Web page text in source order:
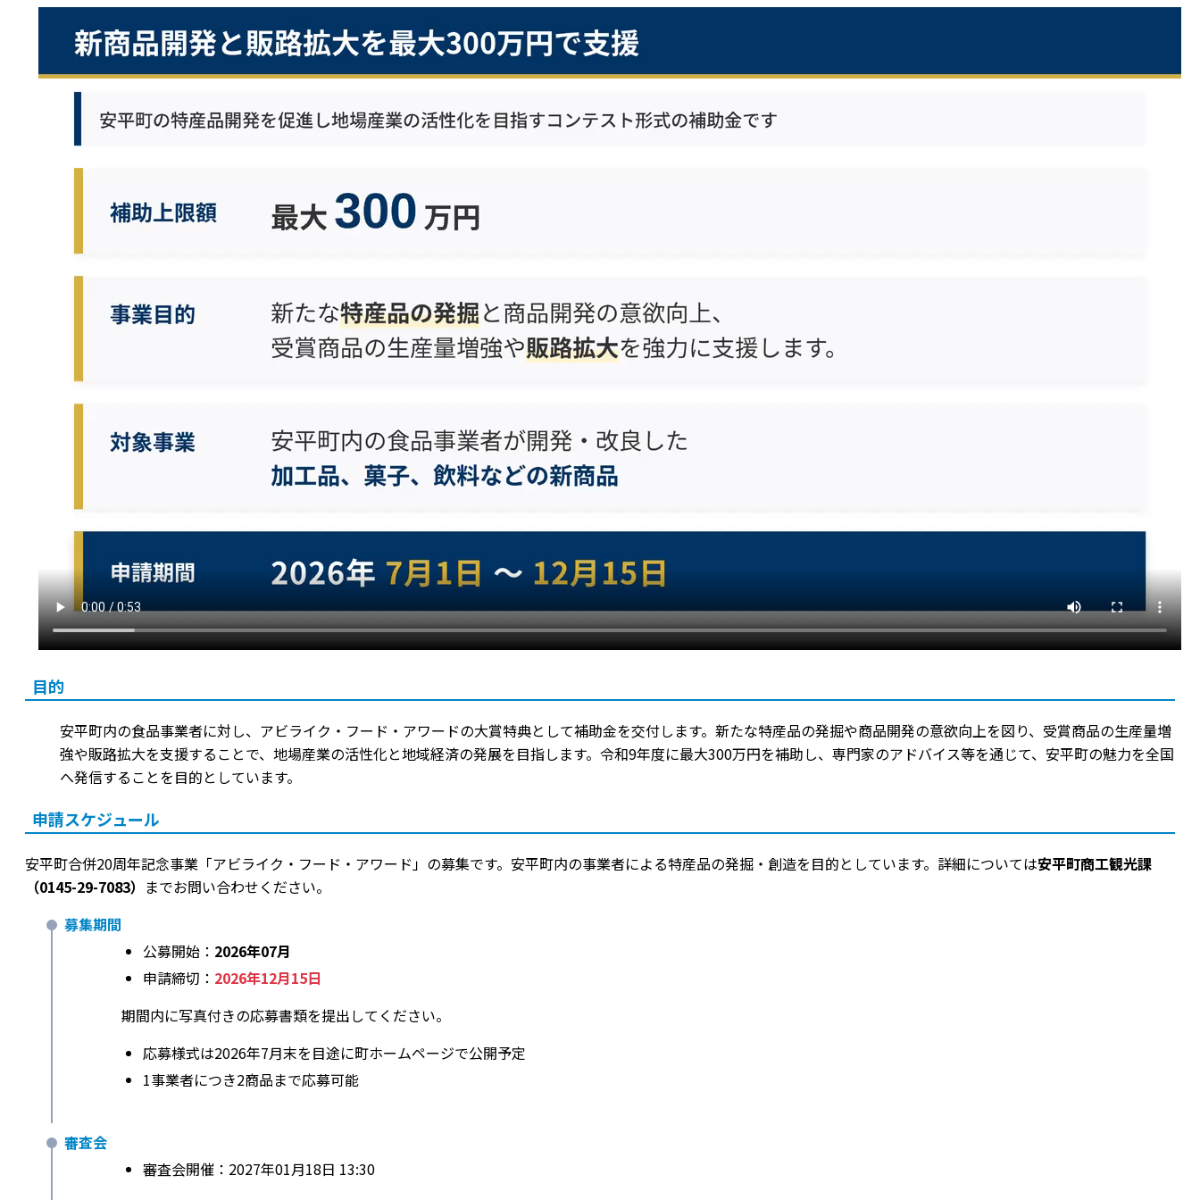
目的
安平町内の食品事業者に対し、アビライク・フード・アワードの大賞特典として補助金を交付します。新たな特産品の発掘や商品開発の意欲向上を図り、受賞商品の生産量増
強や販路拡大を支援することで、地場産業の活性化と地域経済の発展を目指します。令和9年度に最大300万円を補助し、専門家のアドバイス等を通じて、安平町の魅力を全国
へ発信することを目的としています。
申請スケジュール
安平町合併20周年記念事業「アビライク・フード・アワード」の募集です。安平町内の事業者による特産品の発掘・創造を目的としています。詳細については安平町商工観光課
（0145-29-7083） までお問い合わせください。
募集期間
公募開始： 2026年07月
申請締切： 2026年12月15日
期間内に写真付きの応募書類を提出してください。
応募様式は2026年7月末を目途に町ホームページで公開予定
1事業者につき2商品まで応募可能
審査会
審査会開催：2027年01月18日 13:30